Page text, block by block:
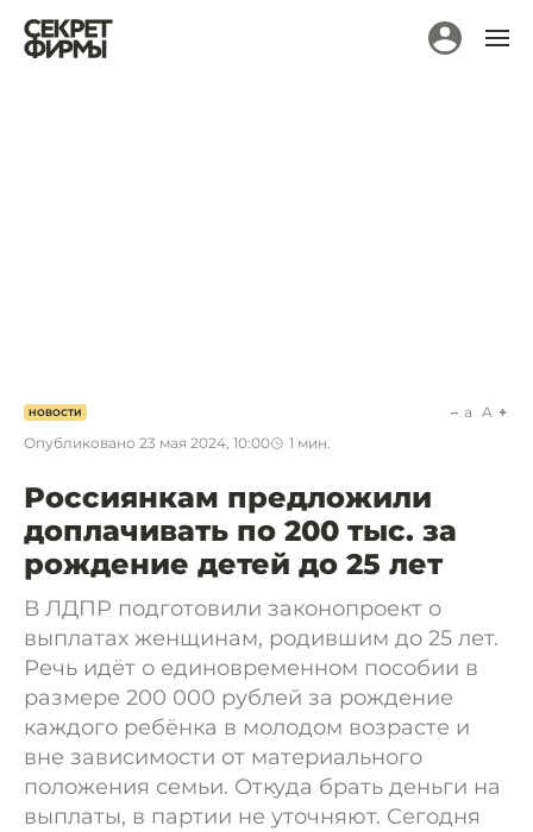
НОВОСТИ
Опубликовано 23 мая 2024, 10:00 1 мин.
a A
Россиянкам предложили
доплачивать по 200 тыс. за
рождение детей до 25 лет
В ЛДПР подготовили законопроект о
выплатах женщинам, родившим до 25 лет.
Речь идёт о единовременном пособии в
размере 200 000 рублей за рождение
каждого ребёнка в молодом возрасте и
вне зависимости от материального
положения семьи. Откуда брать деньги на
выплаты, в партии не уточняют. Сегодня